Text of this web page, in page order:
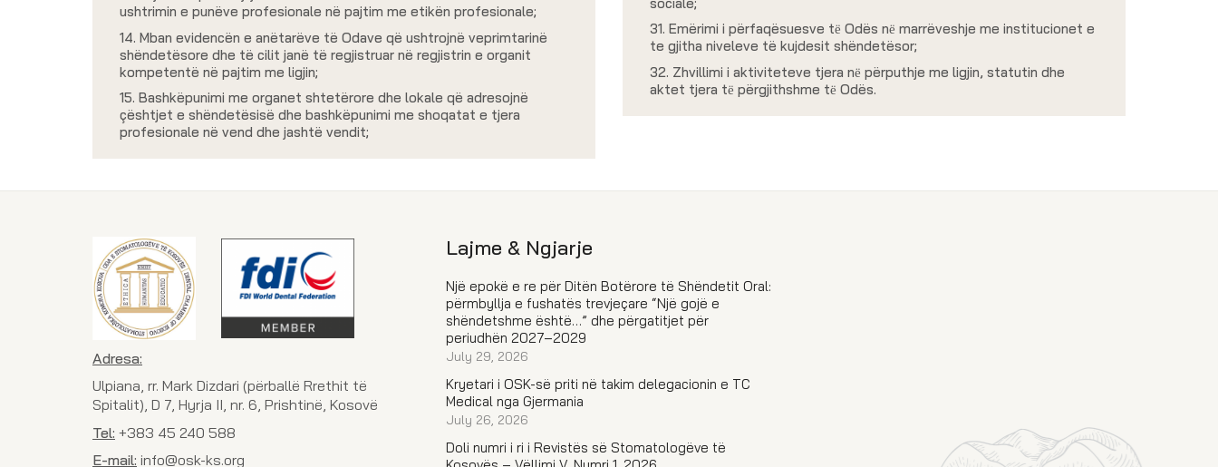
ushtrimin e punëve profesionale në pajtim me etikën profesionale;
14. Mban evidencën e anëtarëve të Odave që ushtrojnë veprimtarinë
shëndetësore dhe të cilit janë të regjistruar në regjistrin e organit
kompetentë në pajtim me ligjin;
15. Bashkëpunimi me organet shtetërore dhe lokale që adresojnë
çështjet e shëndetësisë dhe bashkëpunimi me shoqatat e tjera
profesionale në vend dhe jashtë vendit;
31. Emërimi i përfaqësuesve tё Odës nё marrëveshje me institucionet e
te gjitha niveleve të kujdesit shëndetësor;
32. Zhvillimi i aktiviteteve tjera nё përputhje me ligjin, statutin dhe
aktet tjera tё përgjithshme tё Odës.
Adresa:
Ulpiana, rr. Mark Dizdari (përballë Rrethit të
Spitalit), D 7, Hyrja II, nr. 6, Prishtinë, Kosovë
Tel: +383 45 240 588
E-mail: info@osk-ks.org
Lajme & Ngjarje
Një epokë e re për Ditën Botërore të Shëndetit Oral:
përmbyllja e fushatës trevjeçare “Një gojë e
shëndetshme është…” dhe përgatitjet për
periudhën 2027–2029
July 29, 2026
Kryetari i OSK-së priti në takim delegacionin e TC
Medical nga Gjermania
July 26, 2026
Doli numri i ri i Revistës së Stomatologëve të